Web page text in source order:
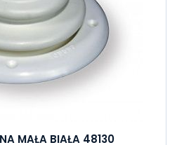
MAŁA BIAŁA 48130